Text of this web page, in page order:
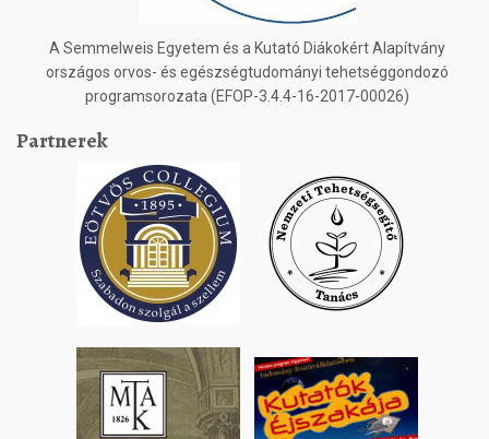
A Semmelweis Egyetem és a Kutató Diákokért Alapítvány
országos orvos- és egészségtudományi tehetséggondozó
programsorozata (EFOP-3.4.4-16-2017-00026)
Partnerek